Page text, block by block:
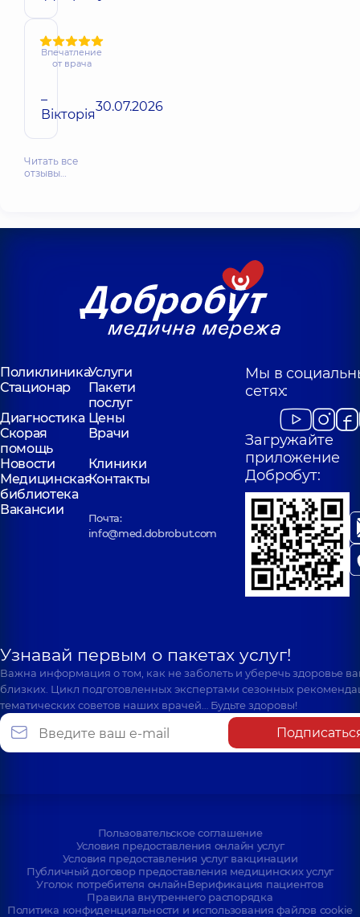
Впечатление
от врача
–
Вікторія30.07.2026
Читать все
отзывы…
ПоликлиникаУслуги
Стационар
Пакети
послуг
Диагностика Цены
Скорая
помощь
Врачи
Новости
Клиники
Медицинская
библиотека
Контакты
Вакансии
Почта:
info@med.dobrobut.com
Мы в
сетях:
Загружайте
приложение
Добробут:
Узнавай первым о пакетах услуг!
Важна информация о том, как не заболеть и уберечь здоровье
близких. Цикл подготовленных экспертами сезонных
тематических советов наших врачей… Будьте здоровы!
Пользовательское соглашение
Условия предоставления онлайн услуг
Условия предоставления услуг вакцинации
Публичный договор предоставления медицинских услуг
Уголок потребителя онлайнВерификация пациентов
Правила внутреннего распорядка
Политика конфиденциальности и использования файлов cookie